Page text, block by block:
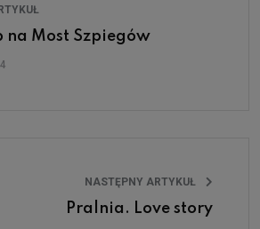
na Most Szpiegów
NASTĘPNY ARTYKUŁ
Pralnia. Love story